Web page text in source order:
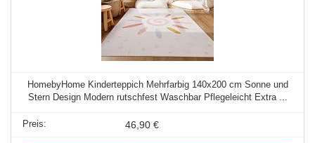
HomebyHome Kinderteppich Mehrfarbig 140x200 cm Sonne und
Stern Design Modern rutschfest Waschbar Pflegeleicht Extra ...
46,90 €